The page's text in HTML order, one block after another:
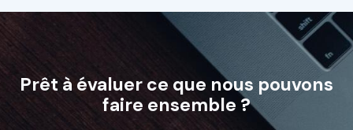
Prêt à évaluer ce que nous pouvons
faire ensemble ?